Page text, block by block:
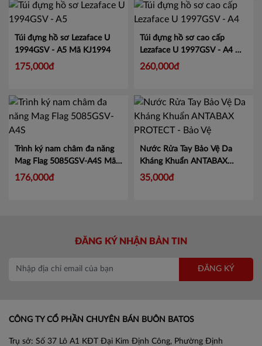
Túi đựng hồ sơ Lezaface U
1994GSV - A5 Mã KJ1994
175,000đ
Túi đựng hồ sơ cao cấp
Lezaface U 1997GSV - A4 Mã
KJ1997
260,000đ
Trình ký nam châm đa năng
Mag Flag 5085GSV-A4S Mã
KJ5085
176,000đ
Nước Rửa Tay Bảo Vệ Da
Kháng Khuẩn ANTABAX
PROTECT - Bảo Vệ
35,000đ
ĐĂNG KÝ NHẬN BẢN TIN
ĐĂNG KÝ
CÔNG TY CỔ PHẦN CHUYÊN BÁN BUÔN BATOS
Trụ sở: Số 37 Lô A1 KĐT Đại Kim Định Công, Phường Định